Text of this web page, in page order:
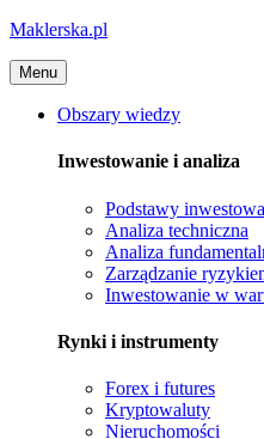
Maklerska.pl
Menu
Obszary wiedzy
Inwestowanie i analiza
Podstawy
Analiza techniczna
Analiza
Zarządzanie
Inwestowanie w
Rynki i instrumenty
Forex i futures
Kryptowaluty
Nieruchomości